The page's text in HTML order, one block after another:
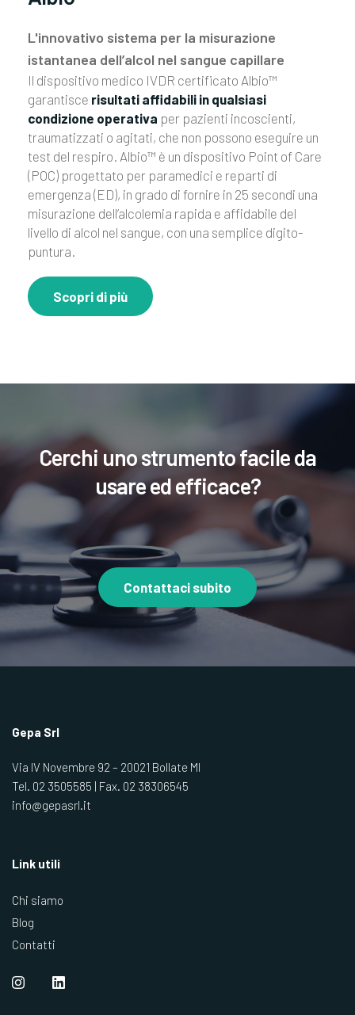
L'innovativo sistema per la misurazione
istantanea dell’alcol nel sangue capillare
Il dispositivo medico IVDR certificato Albio™
garantisce risultati affidabili in qualsiasi
condizione operativa per pazienti incoscienti,
traumatizzati o agitati, che non possono eseguire un
test del respiro. Albio™ è un dispositivo Point of Care
(POC) progettato per paramedici e reparti di
emergenza (ED), in grado di fornire in 25 secondi una
misurazione dell’alcolemia rapida e affidabile del
livello di alcol nel sangue, con una semplice digito-
puntura.
Scopri di più
Cerchi uno strumento facile da
usare ed efficace?
Contattaci subito
Gepa Srl
Via IV Novembre 92 – 20021 Bollate MI
Tel. 02 3505585 | Fax. 02 38306545
info@gepasrl.it
Link utili
Chi siamo
Blog
Contatti